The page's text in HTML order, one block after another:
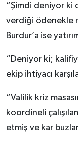
“Şimdi deniyor ki
verdiği ödenekle
Burdur’a ise
“Deniyor ki;
ekip ihtiyacı
“Valilik kriz
koordineli
etmiş ve kar